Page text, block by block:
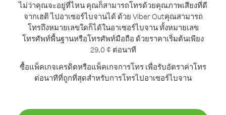
ไม่ว่าคุณจะอยู่ที่ไหน คุณก็สามารถโทรด้วยคุณภาพเสียงที่ดี
จากเฮติ ไปอาเซอร์ไบจานได้ ด้วย Viber Outคุณสามารถ
โทรถึงหมายเลขใดก็ได้ในอาเซอร์ไบจาน ทั้งหมายเลข
โทรศัพท์พื้นฐานหรือโทรศัพท์มือถือ ด้วยราคาเริ่มต้นเพียง
29.0 ¢ ต่อนาที
ซื้อแพ็คเกจเครดิตหรือแพ็คเกจการโทร เพื่อรับอัตราค่าโทร
ต่อนาทีที่ถูกที่สุดสำหรับการโทรไปอาเซอร์ไบจาน